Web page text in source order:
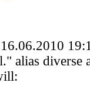
16.06.2010
alias diverse